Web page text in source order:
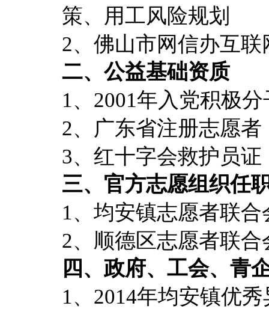
策、用工风险规划
2、佛山市网信办互
二、公益基础资质
1、2001年入党积极
2、广东省注册志愿者
3、红十字会救护员
三、官方志愿组织任
1、均安镇志愿者联
2、顺德区志愿者联合
四、政府、工会、青
1、2014年均安镇优